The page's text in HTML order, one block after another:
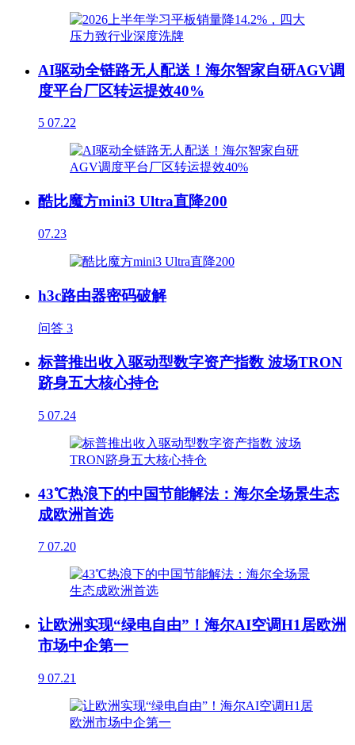
AI驱动全链路无人配送！海尔智家自研AGV调
度平台厂区转运提效40%
5 07.22
酷比魔方mini3 Ultra直降200
07.23
h3c路由器密码破解
问答 3
标普推出收入驱动型数字资产指数 波场TRON
跻身五大核心持仓
5 07.24
43℃热浪下的中国节能解法：海尔全场景生态
成欧洲首选
7 07.20
让欧洲实现“绿电自由”！海尔AI空调H1居欧洲
市场中企第一
9 07.21